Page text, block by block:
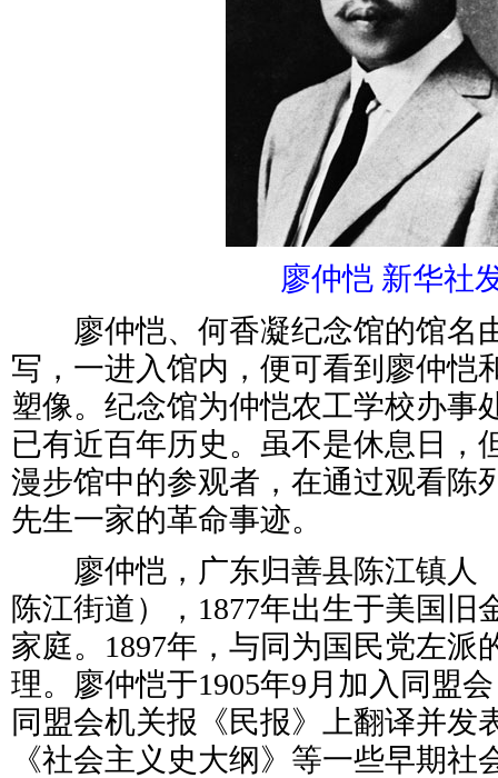
廖仲恺 新华社
廖仲恺、何香凝纪念馆的馆名
写，一进入馆内，便可看到廖仲恺
塑像。纪念馆为仲恺农工学校办事
已有近百年历史。虽不是休息日，
漫步馆中的参观者，在通过观看陈
先生一家的革命事迹。
廖仲恺，广东归善县陈江镇人
陈江街道），1877年出生于美国旧
家庭。1897年，与同为国民党左派
理。廖仲恺于1905年9月加入同盟
同盟会机关报《民报》上翻译并发
《社会主义史大纲》等一些早期社